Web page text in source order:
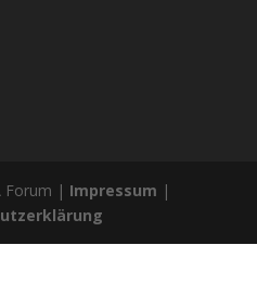
Forum | Impressum |